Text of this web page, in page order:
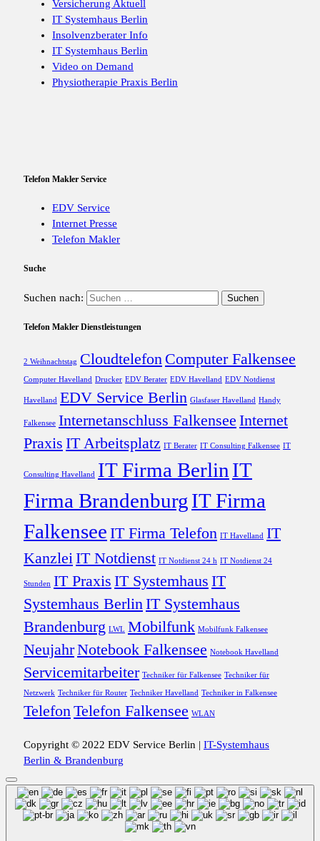
Versicherung Aktuell
IT Systemhaus Berlin
Insolvenzberater Info
IT Systemhaus Berlin
Video on Demand
Physiotherapie Praxis Berlin
Telefon Makler Service
EDV Service
Internet Presse
Telefon Makler
Suche
Suchen nach:
Telefon Makler Dienstleistungen
2 Weihnachtstag Cloudtelefon Computer Falkensee
Computer Havelland Drucker EDV Berater EDV Havelland EDV Notdienst
Havelland EDV Service Berlin Glasfaser Havelland Handy
Falkensee Internetanschluss Falkensee Internet
Praxis IT Arbeitsplatz IT Berater IT Consulting Falkensee IT
Consulting Havelland IT Firma BerlinIT
Firma BrandenburgIT Firma
Falkensee IT Firma Telefon IT Havelland IT
KanzleiIT Notdienst IT Notdienst 24 h IT Notdienst 24
Stunden IT Praxis IT Systemhaus IT
Systemhaus BerlinIT Systemhaus
Brandenburg LWL Mobilfunk Mobilfunk Falkensee
NeujahrNotebook Falkensee Notebook Havelland
Servicemitarbeiter Techniker für Falkensee Techniker für
Netzwerk Techniker für Router Techniker Havelland Techniker in Falkensee
TelefonTelefon Falkensee WLAN
Copyright © 2022 EDV Service Berlin | IT-Systemhaus
Berlin & Brandenburg